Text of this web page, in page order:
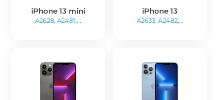
iPhone 13 mini
A2628, A2481,...
iPhone 13
A2633, A2482,...